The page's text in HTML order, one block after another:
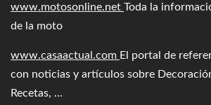
www.motosonline.net Toda la
de la moto
www.casaactual.com El portal de
con noticias y artículos sobre
Recetas, ...